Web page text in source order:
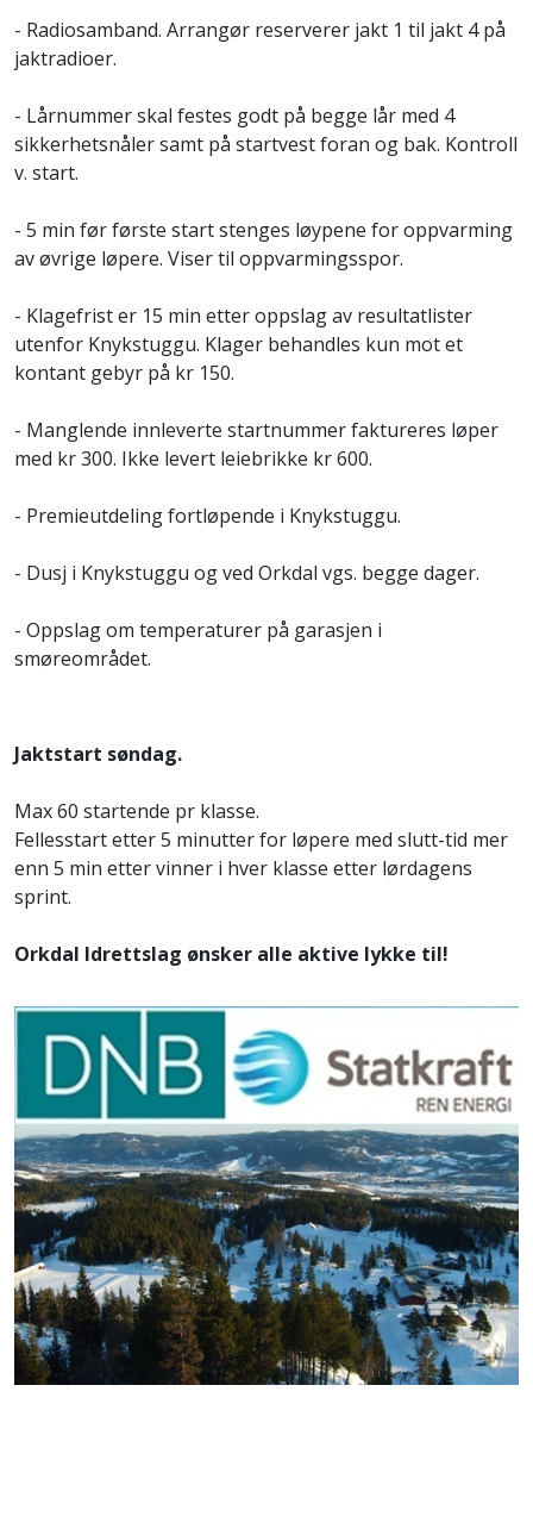
- Radiosamband. Arrangør reserverer jakt 1 til jakt 4 på
jaktradioer.
- Lårnummer skal festes godt på begge lår med 4
sikkerhetsnåler samt på startvest foran og bak. Kontroll
v. start.
- 5 min før første start stenges løypene for oppvarming
av øvrige løpere. Viser til oppvarmingsspor.
- Klagefrist er 15 min etter oppslag av resultatlister
utenfor Knykstuggu. Klager behandles kun mot et
kontant gebyr på kr 150.
- Manglende innleverte startnummer faktureres løper
med kr 300. Ikke levert leiebrikke kr 600.
- Premieutdeling fortløpende i Knykstuggu.
- Dusj i Knykstuggu og ved Orkdal vgs. begge dager.
- Oppslag om temperaturer på garasjen i
smøreområdet.
Jaktstart søndag.
Max 60 startende pr klasse.
Fellesstart etter 5 minutter for løpere med slutt-tid mer
enn 5 min etter vinner i hver klasse etter lørdagens
sprint.
Orkdal Idrettslag ønsker alle aktive lykke til!